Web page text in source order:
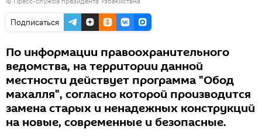
Подписаться
По информации правоохранительного
ведомства, на территории данной
местности действует программа "Обод
махалля", согласно которой производится
замена старых и ненадежных конструкций
на новые, современные и безопасные.